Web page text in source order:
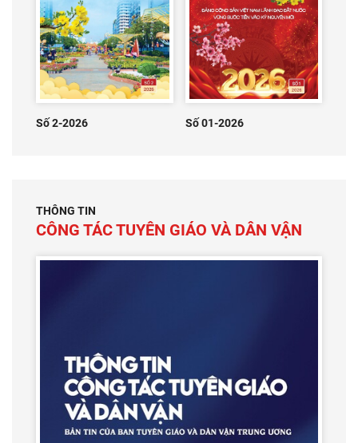
Số 2-2026 Số 01-2026
THÔNG TIN
CÔNG TÁC TUYÊN GIÁO VÀ DÂN VẬN